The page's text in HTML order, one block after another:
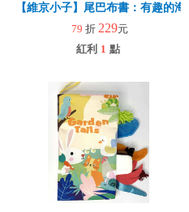
【維京小子】尾巴布書：有趣的海
79 折 229元
紅利 1 點